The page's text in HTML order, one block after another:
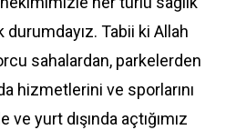
Tabii ki Allah
sahalardan, parkelerden
hizmetlerini ve sporlarını
yurt dışında açtığımız